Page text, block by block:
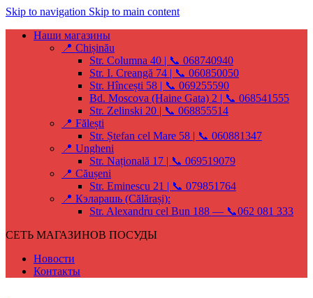
Skip to navigation Skip to main content
Наши магазины
📍 Chișinău
Str. Columna 40 | 📞 068740940
Str. I. Creangă 74 | 📞 060850050
Str. Hîncești 58 | 📞 069255590
Bd. Moscova (Haine Gata) 2 | 📞 068541555
Str. Zelinski 20 | 📞 068855514
📍 Fălești
Str. Ștefan cel Mare 58 | 📞 060881347
📍 Ungheni
Str. Națională 17 | 📞 069519079
📍 Căușeni
Str. Eminescu 21 | 📞 079851764
📍 Кэларашь (Călărași):
Str. Alexandru cel Bun 188 — 📞062 081 333
СЕТЬ МАГАЗИНОВ ПОСУДЫ
Новости
Контакты